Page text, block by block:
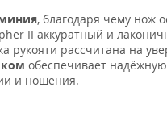
, благодаря чему нож
II аккуратный и
рукояти рассчитана на
обеспечивает
и ношения.